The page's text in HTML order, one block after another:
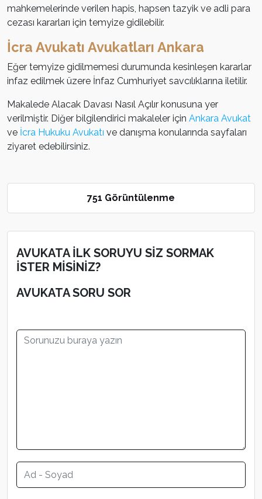
mahkemelerinde verilen hapis, hapsen tazyik ve adli para
cezası kararları için temyize gidilebilir.
İcra Avukatı Avukatları Ankara
Eğer temyize gidilmemesi durumunda kesinleşen kararlar
infaz edilmek üzere İnfaz Cumhuriyet savcılıklarına iletilir.
Makalede Alacak Davası Nasıl Açılır konusuna yer
verilmiştir. Diğer bilgilendirici makaleler için Ankara Avukat
ve İcra Hukuku Avukatı ve danışma konularında sayfaları
ziyaret edebilirsiniz.
751 Görüntülenme
AVUKATA İLK SORUYU SİZ SORMAK
İSTER MİSİNİZ?
AVUKATA SORU SOR